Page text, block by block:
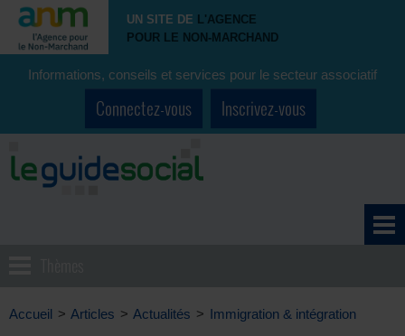
UN SITE DE L'AGENCE
POUR LE NON-MARCHAND
Informations, conseils et services pour le secteur associatif
Connectez-vous Inscrivez-vous
Accueil > Articles > Actualités > Immigration & intégration